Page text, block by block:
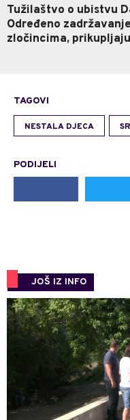
Tužilaštvo o ubistvu
Određeno zadržavanje
zločincima,
TAGOVI
NESTALA DJECA
PODIJELI
JOŠ IZ INFO